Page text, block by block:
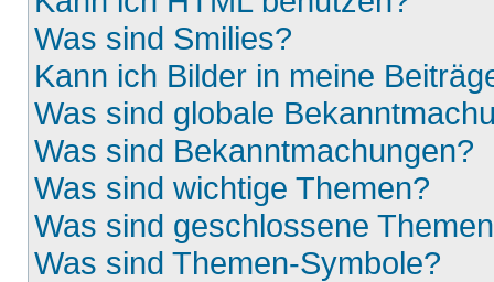
Was sind Smilies?
Kann ich Bilder in meine
Was sind globale
Was sind Bekanntmachungen?
Was sind wichtige Themen?
Was sind geschlossene
Was sind Themen-Symbole?